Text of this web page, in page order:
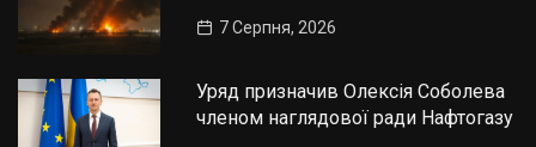
7 Серпня, 2026
Уряд призначив Олексія Соболева
членом наглядової ради Нафтогазу